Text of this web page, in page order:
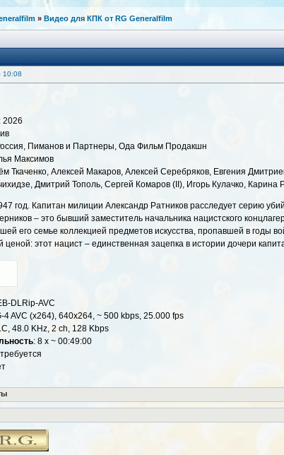
» Видео для КПК от RG Generalfilm
10:08
: 2026
Пиманов и Партнеры, Ода Фильм Продакшн
Максимов
Ткаченко, Алексей Макаров, Алексей Серебряков, Евгения
Дмитрий Тополь, Сергей Комаров (II), Игорь Кулачко, Карина
год. Капитан милиции Александр Ратников расследует серию
– это бывший заместитель начальника нацистского
его семье коллекцией предметов искусства, пропавшей в годы
ценой: этот нацист – единственная зацепка в истории дочери
DLRip-AVC
4 AVC (x264), 640x264, ~ 500 kbps, 25.000 fps
48.0 KHz, 2 ch, 128 Kbps
: 8 x ~ 00:49:00